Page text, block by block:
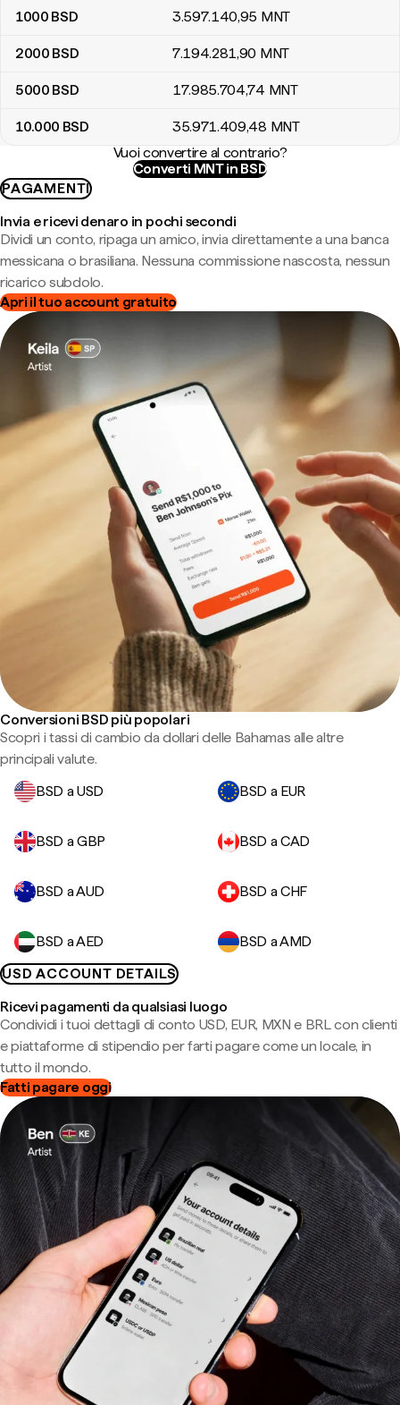
1000 BSD 3.597.140,95 MNT
2000 BSD 7.194.281,90 MNT
5000 BSD 17.985.704,74 MNT
10.000 BSD 35.971.409,48 MNT
Vuoi convertire al contrario?
Converti MNT in BSD
PAGAMENTI
Invia e ricevi denaro in pochi secondi
Dividi un conto, ripaga un amico, invia direttamente a una banca
messicana o brasiliana. Nessuna commissione nascosta, nessun
ricarico subdolo.
Apri il tuo account gratuito
Conversioni BSD più popolari
Scopri i tassi di cambio da dollari delle Bahamas alle altre
principali valute.
BSD a USD
BSD a EUR
BSD a GBP BSD a CAD
BSD a AUD BSD a CHF
BSD a AED
BSD a AMD
USD ACCOUNT DETAILS
Ricevi pagamenti da qualsiasi luogo
Condividi i tuoi dettagli di conto USD, EUR, MXN e BRL con clienti
e piattaforme di stipendio per farti pagare come un locale, in
tutto il mondo.
Fatti pagare oggi